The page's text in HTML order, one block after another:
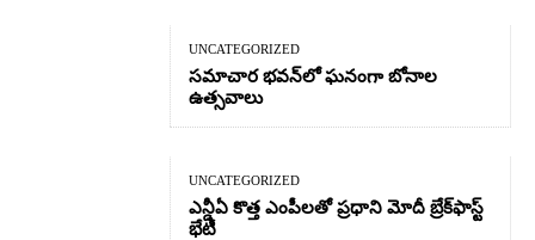
UNCATEGORIZED
సమాచార భవన్‌లో ఘనంగా బోనాల
ఉత్సవాలు
UNCATEGORIZED
ఎన్డీఏ కొత్త ఎంపీలతో ప్రధాని మోదీ బ్రేక్‌ఫాస్ట్
భేటీ